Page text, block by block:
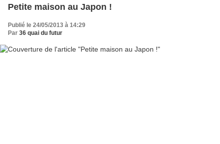
Petite maison au Japon !
Publié le 24/05/2013 à 14:29
Par 36 quai du futur